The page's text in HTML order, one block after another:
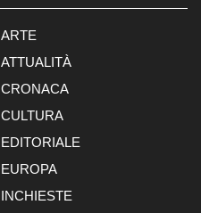
ARTE
ATTUALITÀ
CRONACA
CULTURA
EDITORIALE
EUROPA
INCHIESTE